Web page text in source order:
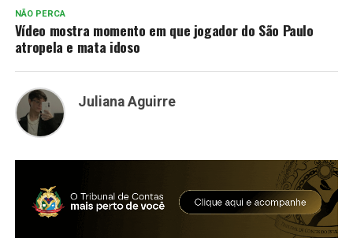
NÃO PERCA
Vídeo mostra momento em que jogador do São Paulo
atropela e mata idoso
Juliana Aguirre